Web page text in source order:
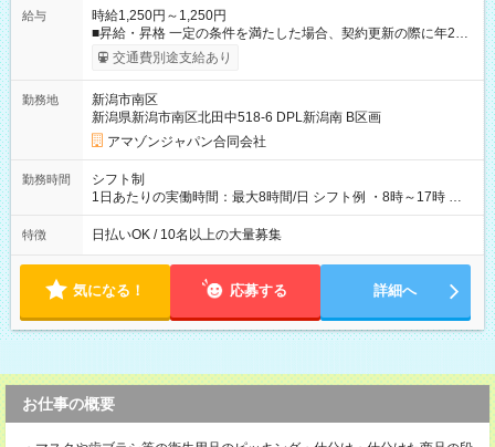
給与
時給1,250円～1,250円
■昇給・昇格 一定の条件を満たした場合、契約更新の際に年2回
まで昇給の機会があります。 ■正社員登用制度あり ※月末締/翌
月25日支払い ※時間外手当、別途支給 ※深夜割増賃金 (22:00～
☆Amazon直雇用で安定して働けます！ 【試用期間】試用期間
あり 試用期間の長さ：1週間 雇用形態、給与は本採用時と同じ
です。
交通費別途支給あり
勤務地
新潟市南区
新潟県新潟市南区北田中518-6 DPL新潟南 B区画
アマゾンジャパン合同会社
勤務時間
シフト制
1日あたりの実働時間：最大8時間/日 シフト例 ・8時～17時 ・
12時～21時
特徴 日払いOK / 10名以上の大量募集
気になる！ 応募する 詳細へ
お仕事の概要